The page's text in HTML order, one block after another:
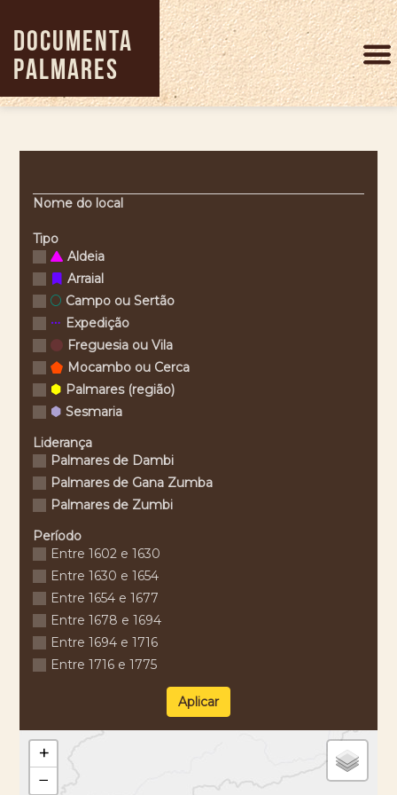
para
conteúdo
principal
DOCUMENTA
PALMARES
Nome do local
Tipo
Aldeia
Arraial
Campo ou Sertão
Expedição
Freguesia ou Vila
Mocambo ou Cerca
Palmares (região)
Sesmaria
Liderança
Palmares de Dambi
Palmares de Gana Zumba
Palmares de Zumbi
Período
Entre 1602 e 1630
Entre 1630 e 1654
Entre 1654 e 1677
Entre 1678 e 1694
Entre 1694 e 1716
Entre 1716 e 1775
Aplicar
+
−